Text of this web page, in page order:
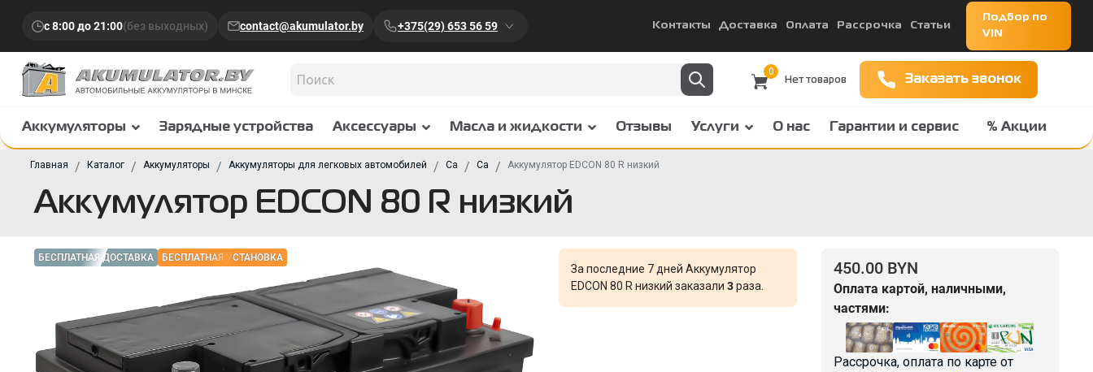
с 8:00 до 21:00(без выходных) contact@akumulator.by +375(29) 653 56 59 Контакты Доставка Оплата Рассрочка Статьи
Подбор по
VIN
0
Заказать звонок
Аккумуляторы Зарядные устройства Аксессуары Масла и жидкости Отзывы Услуги О нас Гарантии и сервис % Акции
Главная Каталог Аккумуляторы Аккумуляторы для легковых автомобилей Ca Ca Аккумулятор EDCON 80 R низкий
Аккумулятор EDCON 80 R низкий
БЕСПЛАТНАЯ ДОСТАВКА БЕСПЛАТНАЯ УСТАНОВКА
За последние 7 дней Аккумулятор
EDCON 80 R низкий заказали 3раза.
450.00 BYN
Оплата картой, наличными,
частями:
Рассрочка, оплата по карте от